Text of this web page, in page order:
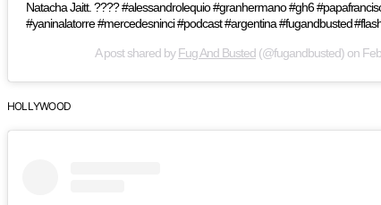
Natacha Jaitt. ???? #alessandrolequio #granhermano #gh6
#yaninalatorre #mercedesninci #podcast #argentina #fugandbusted
A post shared byFug And Busted (@fugandbusted) on
HOLLYWOOD